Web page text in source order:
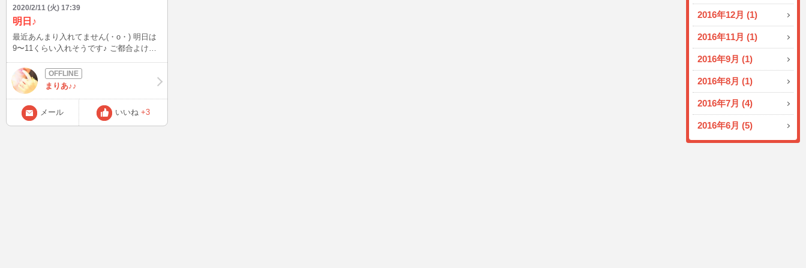
2016年12月 (1)
2016年11月 (1)
2016年9月 (1)
2016年8月 (1)
2016年7月 (4)
2016年6月 (5)
2020/2/11 (火) 17:39
明日♪
最近あんまり入れてません(・o・) 明日は
9〜11くらい入れそうです♪ ご都合よけれ
まりあ♪♪
メール いいね +3